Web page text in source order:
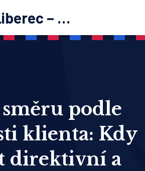
Inspirace Liberec – psychoterapie
podle
klienta: Kdy
direktivní a